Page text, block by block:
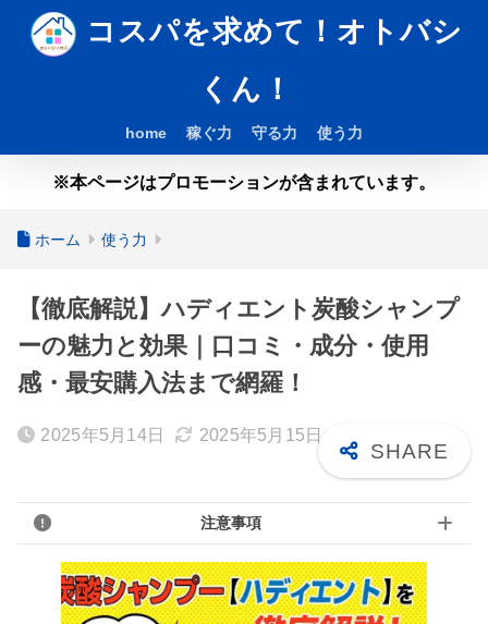
コスパを求めて！オトバシ
くん！
home 稼ぐ力 守る力 使う力
※本ページはプロモーションが含まれています。
ホーム 使う力
【徹底解説】ハディエント炭酸シャンプ
ーの魅力と効果｜口コミ・成分・使用
感・最安購入法まで網羅！
2025年5月14日 2025年5月15日
注意事項